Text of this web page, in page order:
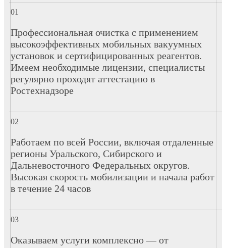
Профессиональная очистка с применением
высокоэффективных мобильных вакуумных
установок и сертифицированных реагентов.
Имеем необходимые лицензии, специалисты
регулярно проходят аттестацию в
Ростехнадзоре
Работаем по всей России, включая отдаленные
регионы Уральского, Сибирского и
Дальневосточного Федеральных округов.
Высокая скорость мобилизации и начала работ
в течение 24 часов
Оказываем услуги комплексно — от